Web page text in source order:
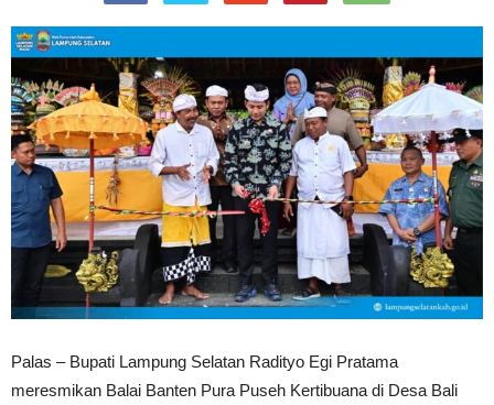
Palas – Bupati Lampung Selatan Radityo Egi Pratama
meresmikan Balai Banten Pura Puseh Kertibuana di Desa Bali